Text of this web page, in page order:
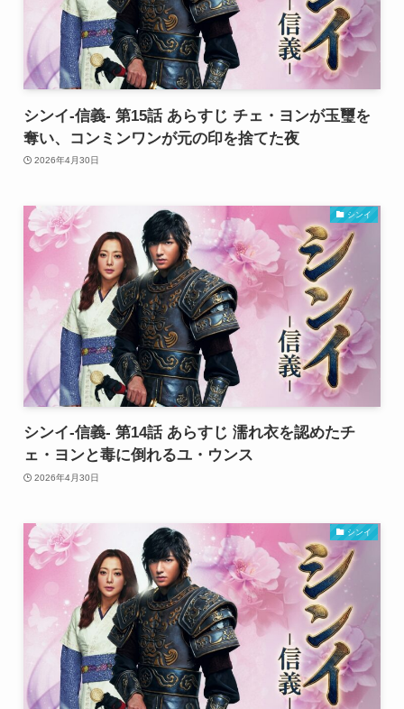
シンイ-信義- 第15話 あらすじ チェ・ヨンが玉璽を
奪い、コンミンワンが元の印を捨てた夜
2026年4月30日
シンイ
シンイ-信義- 第14話 あらすじ 濡れ衣を認めたチ
ェ・ヨンと毒に倒れるユ・ウンス
2026年4月30日
シンイ